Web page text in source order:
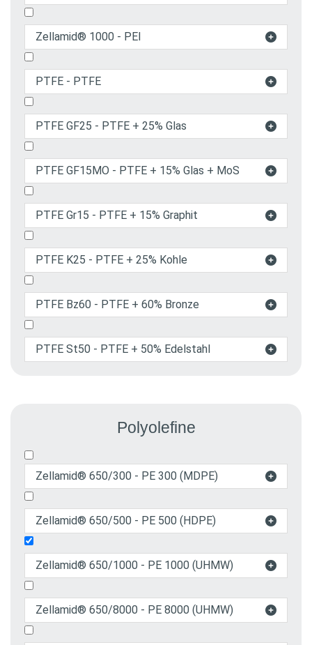
Zellamid® 1000 - PEI 
PTFE - PTFE 
PTFE GF25 - PTFE + 25% Glas 
PTFE GF15MO - PTFE + 15% Glas + MoS 
PTFE Gr15 - PTFE + 15% Graphit 
PTFE K25 - PTFE + 25% Kohle 
PTFE Bz60 - PTFE + 60% Bronze 
PTFE St50 - PTFE + 50% Edelstahl 
Polyolefine
Zellamid® 650/300 - PE 300 (MDPE) 
Zellamid® 650/500 - PE 500 (HDPE) 
Zellamid® 650/1000 - PE 1000 (UHMW) 
Polyethylenesind auf Grund ihrer guten
chemischen Beständigkeitunempfindlich gegen
Zellamid® 650/8000 - PE 8000 (UHMW) 